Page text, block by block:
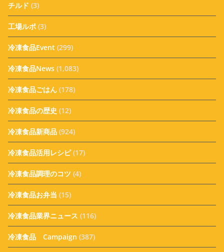
チルド (3)
工場ルポ (3)
冷凍食品Event (299)
冷凍食品News (1,083)
冷凍食品ごはん (178)
冷凍食品の歴史 (12)
冷凍食品新商品 (924)
冷凍食品活用レシピ(17)
冷凍食品調理のコツ (4)
冷凍食品お弁当 (15)
冷凍食品業界ニュース (116)
冷凍食品 Campaign (387)